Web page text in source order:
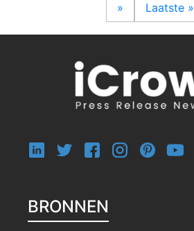
» Laatste »
BRONNEN